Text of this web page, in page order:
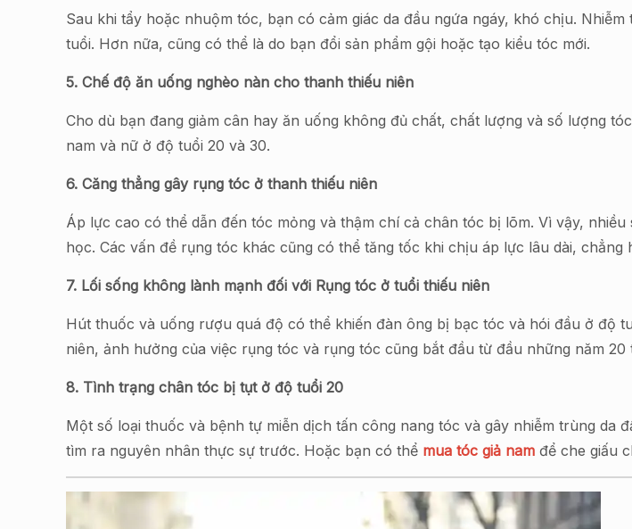
Sau khi tẩy hoặc nhuộm tóc, bạn có cảm giác da đầu ngứa ngáy, khó chịu.
tuổi. Hơn nữa, cũng có thể là do bạn đổi sản phẩm gội hoặc tạo kiểu tóc mới.
5. Chế độ ăn uống nghèo nàn cho thanh thiếu niên
Cho dù bạn đang giảm cân hay ăn uống không đủ chất, chất lượng và số lượng
nam và nữ ở độ tuổi 20 và 30.
6. Căng thẳng gây rụng tóc ở thanh thiếu niên
Áp lực cao có thể dẫn đến tóc mỏng và thậm chí cả chân tóc bị lõm. Vì vậy,
học. Các vấn đề rụng tóc khác cũng có thể tăng tốc khi chịu áp lực lâu dài, chẳng
7. Lối sống không lành mạnh đối với Rụng tóc ở tuổi thiếu niên
Hút thuốc và uống rượu quá độ có thể khiến đàn ông bị bạc tóc và hói đầu ở độ
niên, ảnh hưởng của việc rụng tóc và rụng tóc cũng bắt đầu từ đầu những năm 20
8. Tình trạng chân tóc bị tụt ở độ tuổi 20
Một số loại thuốc và bệnh tự miễn dịch tấn công nang tóc và gây nhiễm trùng
tìm ra nguyên nhân thực sự trước. Hoặc bạn có thể mua tóc giả nam để che giấu